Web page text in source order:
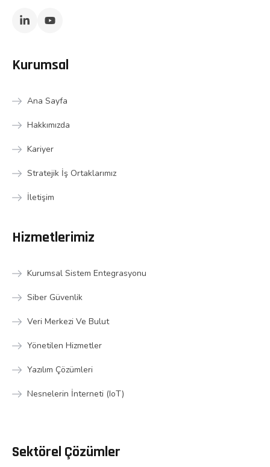
Kurumsal
Ana Sayfa
Hakkımızda
Kariyer
Stratejik İş Ortaklarımız
İletişim
Hizmetlerimiz
Kurumsal Sistem Entegrasyonu
Siber Güvenlik
Veri Merkezi Ve Bulut
Yönetilen Hizmetler
Yazılım Çözümleri
Nesnelerin İnterneti (IoT)
Sektörel Çözümler